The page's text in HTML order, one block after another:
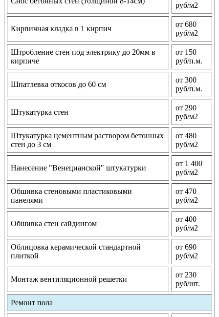
руб/м2
Кирпичная кладка в 1 кирпич
от 680
руб/м2
Штробление стен под электрику до 20мм в
кирпиче
от 150
руб/п.м.
Шпатлевка откосов до 60 см
от 300
руб/п.м.
Штукатурка стен
от 290
руб/м2
Штукатурка цементным раствором бетонных
стен до 3 см
от 480
руб/м2
Нанесение "Венецианской" штукатурки
от 1 400
руб/м2
Обшивка стеновыми пластиковыми
панелями
от 470
руб/м2
Обшивка стен сайдингом
от 400
руб/м2
Облицовка керамической стандартной
плиткой
от 690
руб/м2
Монтаж вентиляционной решетки
от 230
руб/шт.
Ремонт пола